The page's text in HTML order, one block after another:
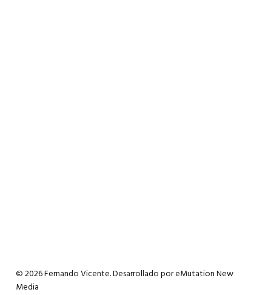
© 2026 Fernando Vicente. Desarrollado poreMutation New
Media